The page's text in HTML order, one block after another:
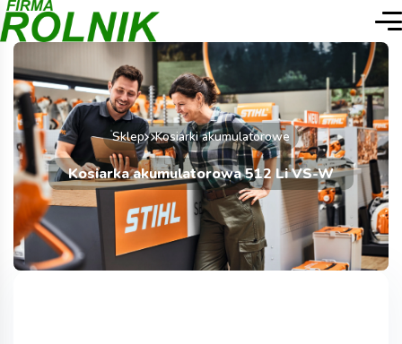
Sklep Kosiarki akumulatorowe
Kosiarka akumulatorowa 512 Li VS-W